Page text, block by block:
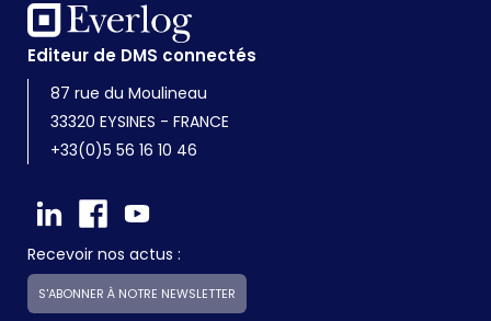
Editeur de DMS connectés
87 rue du Moulineau
33320 EYSINES - FRANCE
+33(0)5 56 16 10 46
Recevoir nos actus :
S'ABONNER À NOTRE NEWSLETTER